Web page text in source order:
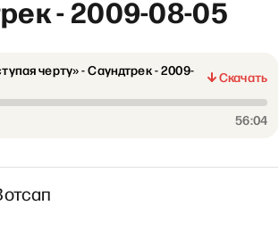
- 2009-08-05
черту» - Саундтрек - 2009-
Скачать
56:04
Асланяном